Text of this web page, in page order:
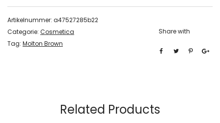
Artikelnummer: a47527285b22
Categorie: Cosmetica
Tag: Molton Brown
Share with
Related Products